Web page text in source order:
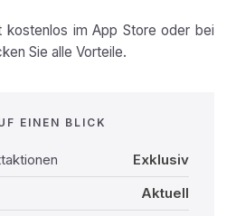
kostenlos im App Store oder bei
Sie alle Vorteile.
EINEN BLICK
Exklusiv
Aktuell